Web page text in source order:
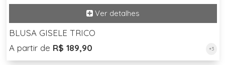
BLUSA GISELE TRICO
A partir de R$ 189,90 +3